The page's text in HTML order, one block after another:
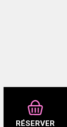
RÉSERVER